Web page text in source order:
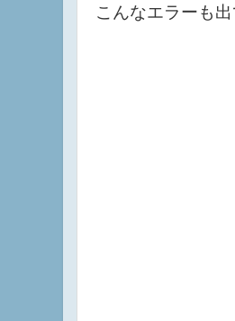
こんなエラーも